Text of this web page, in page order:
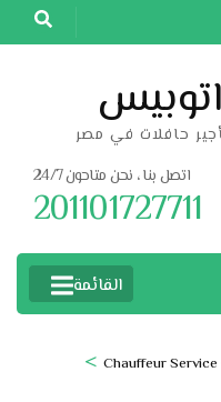
اتوبيس
حافلات في مصر
اتصل بنا ، نحن متاحون 24/7
201101727711
القائمة
Chauffeur Service
>